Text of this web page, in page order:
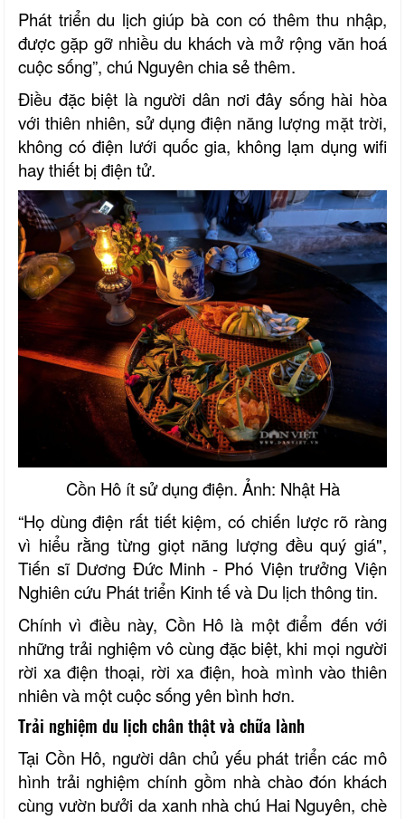
Phát triển du lịch giúp bà con có thêm thu nhập,
được gặp gỡ nhiều du khách và mở rộng văn hoá
cuộc sống”, chú Nguyên chia sẻ thêm.
Điều đặc biệt là người dân nơi đây sống hài hòa
với thiên nhiên, sử dụng điện năng lượng mặt trời,
không có điện lưới quốc gia, không lạm dụng wifi
hay thiết bị điện tử.
Cồn Hô ít sử dụng điện. Ảnh: Nhật Hà
“Họ dùng điện rất tiết kiệm, có chiến lược rõ ràng
vì hiểu rằng từng giọt năng lượng đều quý giá",
Tiến sĩ Dương Đức Minh - Phó Viện trưởng Viện
Nghiên cứu Phát triển Kinh tế và Du lịch thông tin.
Chính vì điều này, Cồn Hô là một điểm đến với
những trải nghiệm vô cùng đặc biệt, khi mọi người
rời xa điện thoại, rời xa điện, hoà mình vào thiên
nhiên và một cuộc sống yên bình hơn.
Trải nghiệm du lịch chân thật và chữa lành
Tại Cồn Hô, người dân chủ yếu phát triển các mô
hình trải nghiệm chính gồm nhà chào đón khách
cùng vườn bưởi da xanh nhà chú Hai Nguyên, chè